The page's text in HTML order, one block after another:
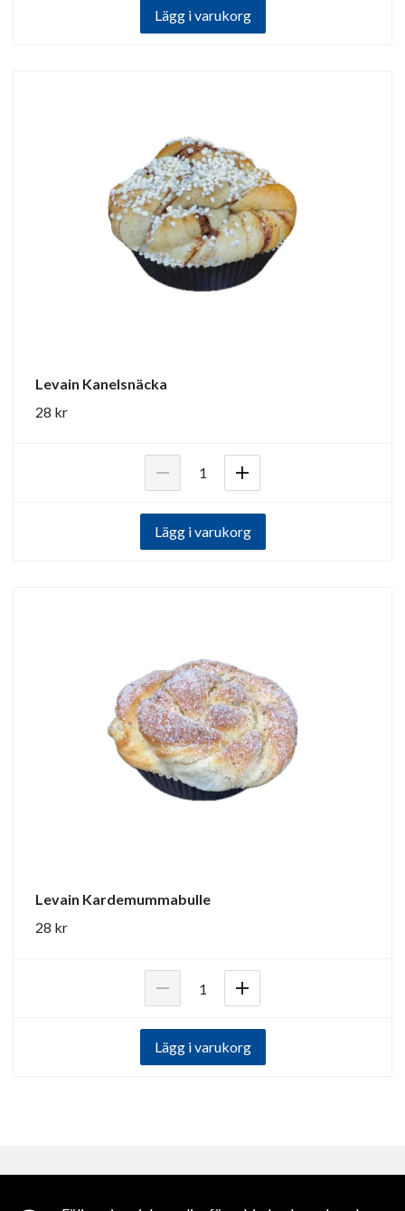
Lägg i varukorg
Levain Kanelsnäcka
28 kr
Lägg i varukorg
Levain Kardemummabulle
28 kr
Lägg i varukorg